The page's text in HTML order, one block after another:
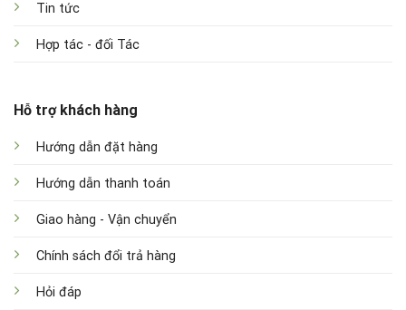
Tin tức
Hợp tác - đối Tác
Hỗ trợ khách hàng
Hướng dẫn đặt hàng
Hướng dẫn thanh toán
Giao hàng - Vận chuyển
Chính sách đổi trả hàng
Hỏi đáp